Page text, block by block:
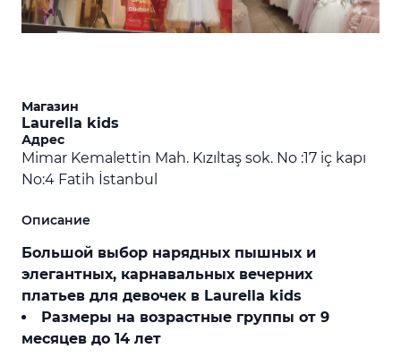
Магазин
Laurella kids
Адрес
Mimar Kemalettin Mah. Kızıltaş sok. No :17 iç kapı
No:4 Fatih İstanbul
Описание
Большой выбор нарядных пышных и
элегантных, карнавальных вечерних
платьев для девочек в Laurella kids
Размеры на возрастные группы от 9
месяцев до 14 лет